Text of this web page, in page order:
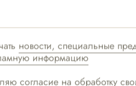
новости, специальные
информацию
согласие на обработку